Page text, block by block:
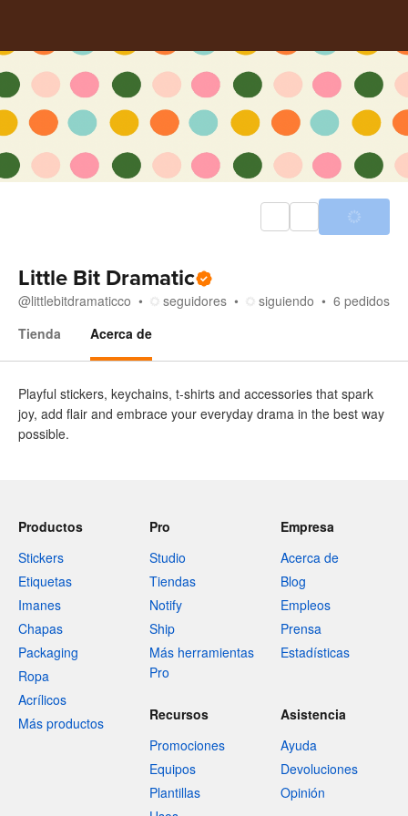
Little Bit Dramatic
@littlebitdramaticco seguidores siguiendo 6 pedidos
Tienda
Acerca de
Playful stickers, keychains, t-shirts and accessories that spark
joy, add flair and embrace your everyday drama in the best way
possible.
Productos
Stickers
Etiquetas
Imanes
Chapas
Packaging
Ropa
Acrílicos
Más productos
Pro
Studio
Tiendas
Notify
Ship
Más herramientas
Pro
Empresa
Acerca de
Blog
Empleos
Prensa
Estadísticas
Recursos
Promociones
Equipos
Plantillas
Asistencia
Ayuda
Devoluciones
Opinión